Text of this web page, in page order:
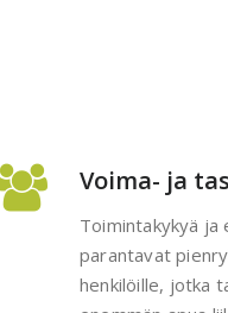
Voima- ja
Toimintakykyä
parantavat
henkilöille, jotka